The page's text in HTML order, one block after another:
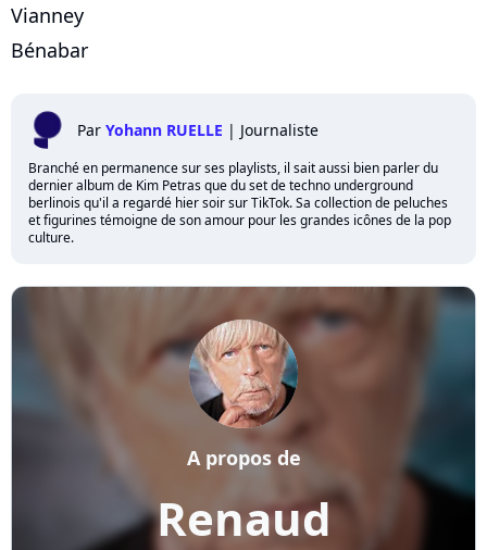
Vianney
Bénabar
Par Yohann RUELLE | Journaliste
Branché en permanence sur ses playlists, il sait aussi bien parler du
dernier album de Kim Petras que du set de techno underground
berlinois qu'il a regardé hier soir sur TikTok. Sa collection de peluches
et figurines témoigne de son amour pour les grandes icônes de la pop
culture.
Renaud
A propos de